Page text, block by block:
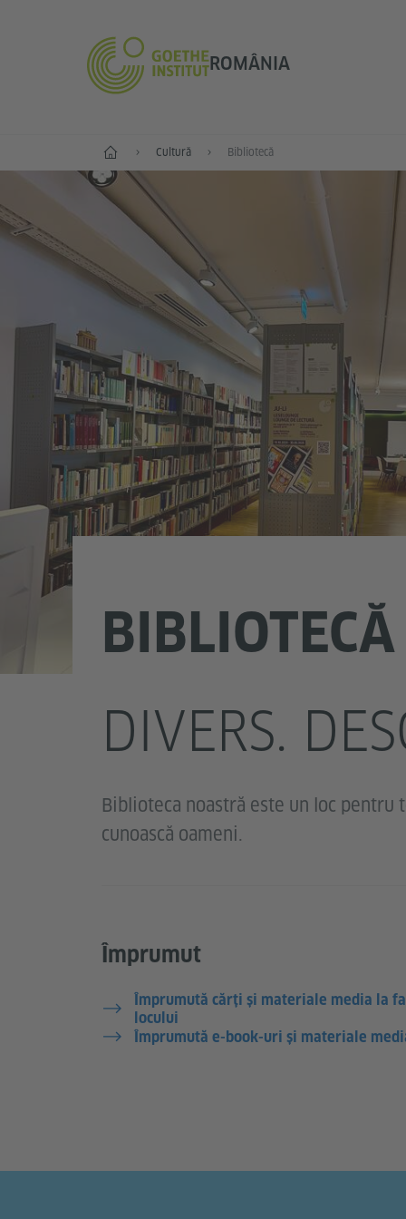
ROMÂNIA
Start Cultură Bibliotecă
BIBLIOTECĂ
DIVERS.
Biblioteca noastră este un loc pentru
cunoască oameni.
Împrumut
Împrumută cărți și materiale media la
locului
Împrumută e-book-uri și materiale